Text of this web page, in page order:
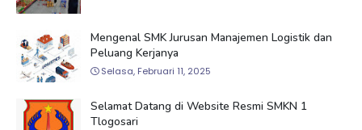
Mengenal SMK Jurusan Manajemen Logistik dan
Peluang Kerjanya
Selasa, Februari 11, 2025
Selamat Datang di Website Resmi SMKN 1
Tlogosari